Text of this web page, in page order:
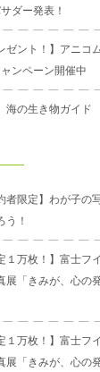
ダー発表！
ゼント！】アニコ
ンペーン開催中
海の生き物ガイド
者限定】わが子の
う！
１万枚！】富士フ
展「きみが、心の
１万枚！】富士フ
展「きみが、心の